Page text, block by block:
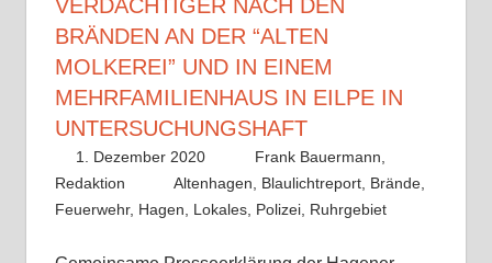
VERDÄCHTIGER NACH DEN
BRÄNDEN AN DER “ALTEN
MOLKEREI” UND IN EINEM
MEHRFAMILIENHAUS IN EILPE IN
UNTERSUCHUNGSHAFT
1. Dezember 2020
Frank Bauermann,
Redaktion
Altenhagen Blaulichtreport Brände
Feuerwehr, Hagen Lokales, Polizei, Ruhrgebiet